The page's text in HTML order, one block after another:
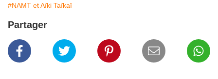
#NAMT et Aïki Taïkaï
Partager